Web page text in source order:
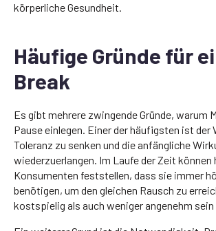
körperliche Gesundheit.
Häufige Gründe für
Break
Es gibt mehrere zwingende Gründe, warum
Pause einlegen. Einer der häufigsten ist der
Toleranz zu senken und die anfängliche
wiederzuerlangen. Im Laufe der Zeit können
Konsumenten feststellen, dass sie immer
benötigen, um den gleichen Rausch zu
kostspielig als auch weniger angenehm sein